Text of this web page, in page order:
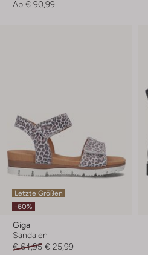
Ab € 90,99
Letzte Größen
-60%
Giga
Sandalen
€ 64,95 € 25,99